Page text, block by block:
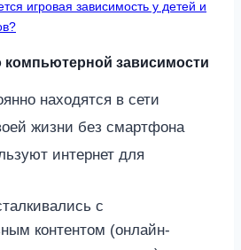
игровая зависимость у детей и
компьютерной зависимости
находятся в сети
жизни без смартфона
интернет для
с
контентом (онлайн-